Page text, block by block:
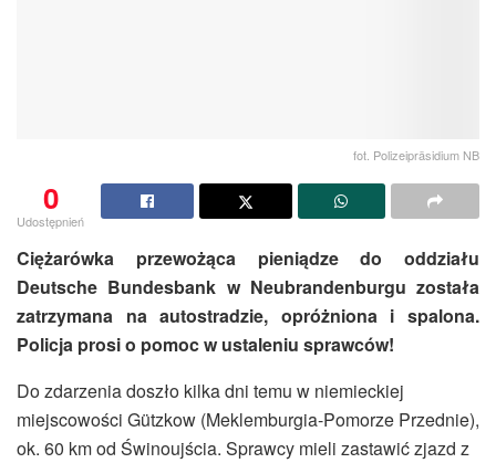
fot. Polizeipräsidium NB
0
Udostępnień
Ciężarówka przewożąca pieniądze do oddziału
Deutsche Bundesbank w Neubrandenburgu została
zatrzymana na autostradzie, opróżniona i spalona.
Policja prosi o pomoc w ustaleniu sprawców!
Do zdarzenia doszło kilka dni temu w niemieckiej
miejscowości Gützkow (Meklemburgia-Pomorze Przednie),
ok. 60 km od Świnoujścia. Sprawcy mieli zastawić zjazd z